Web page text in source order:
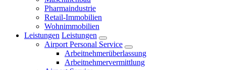
Pharmaindustrie
Retail-Immobilien
Wohnimmobilien
Leistungen Leistungen
Airport Personal Service
Arbeitnehmerüberlassung
Arbeitnehmervermittlung